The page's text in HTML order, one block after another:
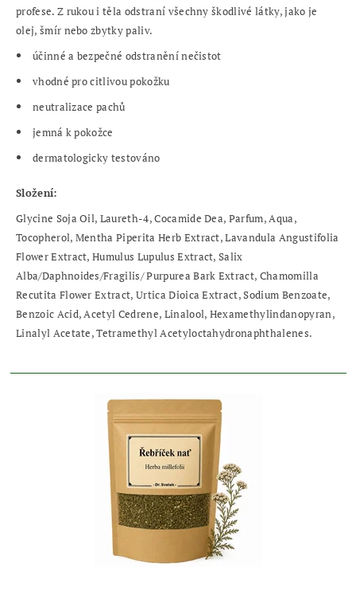
profese. Z rukou i těla odstraní všechny škodlivé látky, jako je
olej, šmír nebo zbytky paliv.
účinné a bezpečné odstranění nečistot
vhodné pro citlivou pokožku
neutralizace pachů
jemná k pokožce
dermatologicky testováno
Složení:
Glycine Soja Oil, Laureth-4, Cocamide Dea, Parfum, Aqua,
Tocopherol, Mentha Piperita Herb Extract, Lavandula Angustifolia
Flower Extract, Humulus Lupulus Extract, Salix
Alba/Daphnoides/Fragilis/ Purpurea Bark Extract, Chamomilla
Recutita Flower Extract, Urtica Dioica Extract, Sodium Benzoate,
Benzoic Acid, Acetyl Cedrene, Linalool, Hexamethylindanopyran,
Linalyl Acetate, Tetramethyl Acetyloctahydronaphthalenes.